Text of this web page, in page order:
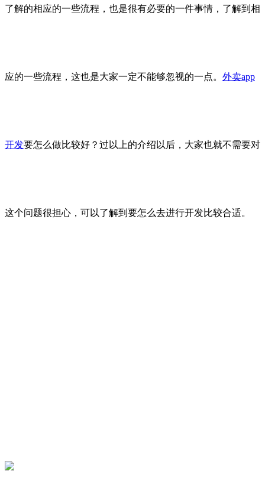
了解的相应的一些流程，也是很有必要的一件事情，了解到相
应的一些流程，这也是大家一定不能够忽视的一点。 外卖app
开发要怎么做比较好？过以上的介绍以后，大家也就不需要对
这个问题很担心，可以了解到要怎么去进行开发比较合适。